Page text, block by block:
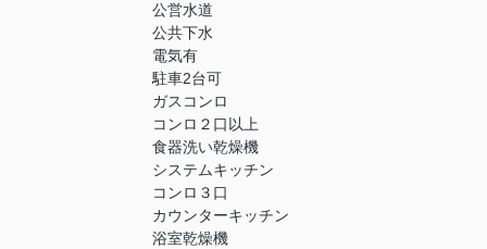
公営水道
公共下水
電気有
駐車2台可
ガスコンロ
コンロ２口以上
食器洗い乾燥機
システムキッチン
コンロ３口
カウンターキッチン
浴室乾燥機